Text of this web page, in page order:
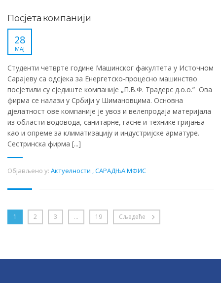
Посјета компанији
28
МАЈ
Студенти четврте године Машинског факултета у Источном
Сарајеву са одсјека за Енергетско-процесно машинство
посјетили су сједиште компаније „П.В.Ф. Традерс д.о.о.” Ова
фирма се налази у Србији у Шимановцима. Основна
дјелатност ове компаније је увоз и велепродаја материјала
из области водовода, санитарне, гасне и технике гријања
као и опреме за климатизацију и индустријске арматуре.
Сестринска фирма [...]
Објављено у: Актуелности ,САРАДЊА МФИС
1 2 3 … 19 Сљедеће